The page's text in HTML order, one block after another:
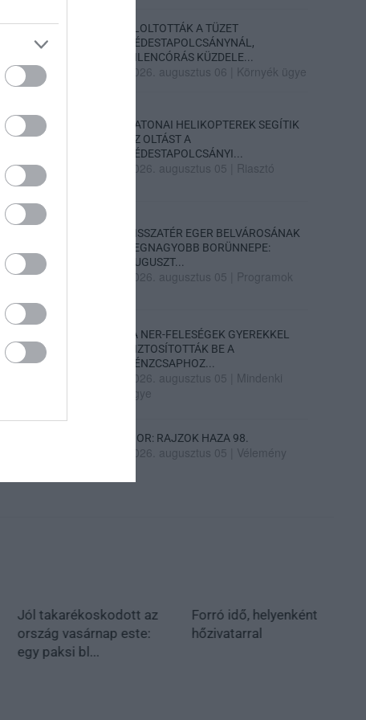
ELOLTOTTÁK A TÜZET
DÉDESTAPOLCSÁNYNÁL,
KILENCÓRÁS KÜZDELE...
2026. augusztus 06 Környék ügye
KATONAI HELIKOPTEREK SEGÍTIK
AZ OLTÁST A
DÉDESTAPOLCSÁNYI...
2026. augusztus 05 Riasztó
VISSZATÉR EGER BELVÁROSÁNAK
LEGNAGYOBB BORÜNNEPE:
AUGUSZT...
2026. augusztus 05 Programok
„A NER-FELESÉGEK GYEREKKEL
BIZTOSÍTOTTÁK BE A
PÉNZCSAPHOZ...
2026. augusztus 05
Mindenki
ügye
SIOR: RAJZOK HAZA 98.
2026. augusztus 05 Vélemény
Jól takarékoskodott az
ország vasárnap este:
egy paksi bl...
Forró idő, helyenként
hőzivatarral